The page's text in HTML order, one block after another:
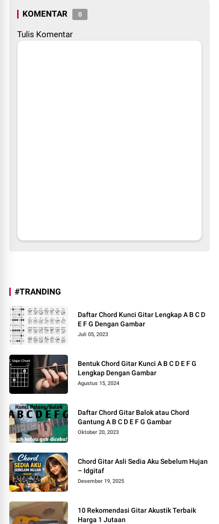
KOMENTAR 0
Tulis Komentar
#TRANDING
Daftar Chord Kunci Gitar Lengkap A B C D
E F G Dengan Gambar
Juli 05, 2023
Bentuk Chord Gitar Kunci A B C D E F G
Lengkap Dengan Gambar
Agustus 15, 2024
Daftar Chord Gitar Balok atau Chord
Gantung A B C D E F G Gambar
Oktober 20, 2023
Chord Gitar Asli Sedia Aku Sebelum Hujan
– Idgitaf
Desember 19, 2025
10 Rekomendasi Gitar Akustik Terbaik
Harga 1 Jutaan